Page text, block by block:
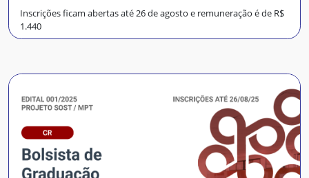
Inscrições ficam abertas até 26 de agosto e remuneração é de R$
1.440